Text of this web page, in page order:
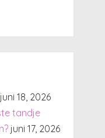
juni 18, 2026
tandje
juni 17, 2026